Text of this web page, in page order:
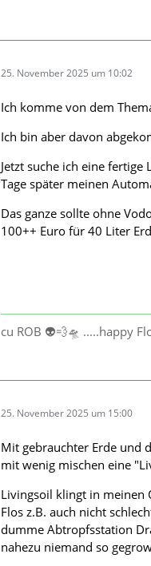
25. November 2025 um 10:02
Ich komme von dem
Ich bin aber davon
Jetzt suche ich eine
Tage später meinen
Das ganze sollte ohne
100++ Euro für 40 Liter
cu ROB 👽💨🛸 .....happy
25. November 2025 um 15:00
Mit gebrauchter Erde und
mit wenig mischen eine
Livingsoil klingt in meinen
Flos z.B. auch nicht
dumme Abtropfsstation
nahezu niemand so